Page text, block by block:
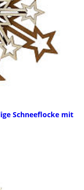
Schneeflocke mit